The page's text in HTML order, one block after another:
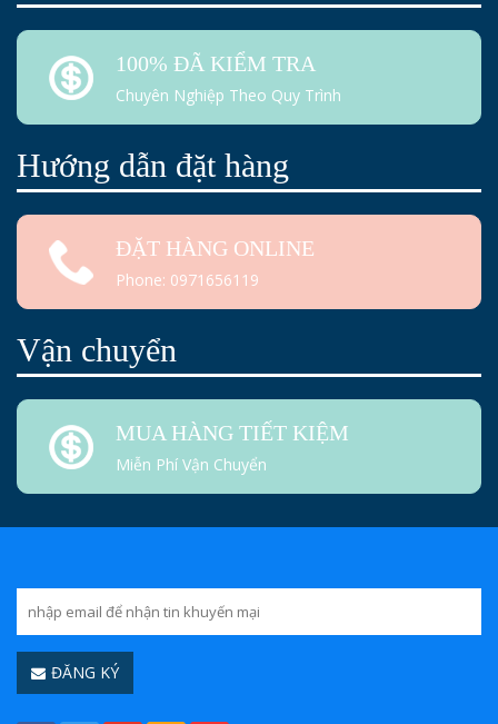
100% ĐÃ KIỂM TRA
Chuyên Nghiệp Theo Quy Trình
Hướng dẫn đặt hàng
ĐẶT HÀNG ONLINE
Phone: 0971656119
Vận chuyển
MUA HÀNG TIẾT KIỆM
Miễn Phí Vận Chuyển
ĐĂNG KÝ